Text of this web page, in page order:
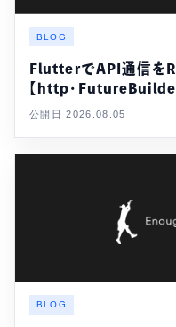
BLOG
FlutterでAPI通信を
【http・FutureBuilder
公開日 2026.08.05
BLOG